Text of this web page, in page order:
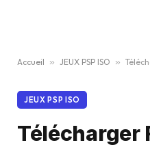
Accueil » JEUX PSP ISO » Télécharger
JEUX PSP ISO
Télécharger